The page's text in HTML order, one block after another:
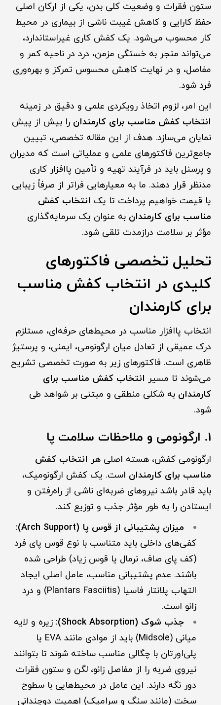
ستون فقرات و وضعیت کلی بدن، یکی از ارکان اصلی
حفظ کارایی و کاهش غیبت ناشی از بیماری در محیط
کار محسوب می‌شود. یک کفش کاری غیراستاندارد،
می‌تواند منجر به خستگی مزمن، درد در ناحیه کمر و
مفاصل، و در نهایت کاهش محسوس تمرکز و بهره‌وری
فرد شود.
این امر، لزوم اتخاذ رویکردی علمی و دقیق در زمینه
انتخاب کفش مناسب برای کارمندان را بیش از پیش
نمایان می‌سازد. هدف از این مقاله تخصصی، تبیین
جامع‌ترین فاکتورهای علمی و عملیاتی است که مدیران
و پرسنل باید در فرآیند تهیه و تأمین پاافزار کاری
مدنظر قرار دهند. ما به معیارهایی فراتر از صرفاً زیبایی
یا قیمت خواهیم پرداخت تا یک انتخاب کفش
مناسب برای کارمندان به عنوان یک سرمایه‌گذاری
مؤثر بر سلامت درازمدت تلقی شود.
تحلیل تخصصی فاکتورهای
کلیدی در انتخاب کفش مناسب
برای کارمندان
انتخاب پاافزار مناسب در محیط‌های حرفه‌ای، مستلزم
درک عمیقی از تعادل میان ارگونومی، ایمنی، و پرستیژ
ظاهری است. فاکتورهای زیر به صورت تخصصی تشریح
می‌شوند تا مسیر انتخاب کفش مناسب برای
کارمندان به شکلی منطقی و مبتنی بر شواهد طی
شود.
۱. ارگونومی و ملاحظات سلامت پا
ارگونومی کفش، هسته اصلی هر انتخاب کفش
مناسب برای کارمندان است. یک کفش ارگونومیک،
باید قادر باشد نیروهای ضربه‌ای ناشی از راه‌رفتن و
ایستادن را به طور مؤثر جذب و توزیع کند.
میزان پشتیبانی از قوس پا (Arch Support):
کفی‌های داخلی باید متناسب با نوع قوس پای فرد
(کف پای صاف، نرمال یا قوس زیاد) طراحی شده
باشند. عدم پشتیبانی مناسب، عامل اصلی ایجاد
التهاب پلانتار فاسیا (Plantars Fasciitis) و درد
زانو است.
جذب شوک (Shock Absorption):
زیره و لایه
میانی (Midsole) باید از موادی مانند EVA یا
پلی‌اورتان با چگالی مناسب ساخته شوند تا بتوانند
نیروی ضربه را از مفاصل زانو، لگن و ستون فقرات
دور نگه دارند. این عامل در محیط‌هایی با سطوح
سخت (مانند سنگ و سرامیک) اهمیت دوچندانی